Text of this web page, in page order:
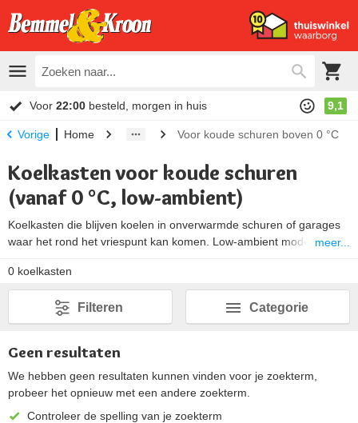
Voor 22:00 besteld, morgen in huis 9,1
Vorige Home Voor koude schuren boven 0 °C
Koelkasten voor koude schuren
(vanaf 0 °C, low-ambient)
Koelkasten die blijven koelen in onverwarmde schuren of garages
waar het rond het vriespunt kan komen. Low-ambient modellen zijn
over koelkasten voor koude schuren ↓
meer...
0 koelkasten
Categorie
Filteren
Geen resultaten
We hebben geen resultaten kunnen vinden voor je zoekterm,
probeer het opnieuw met een andere zoekterm.
Controleer de spelling van je zoekterm